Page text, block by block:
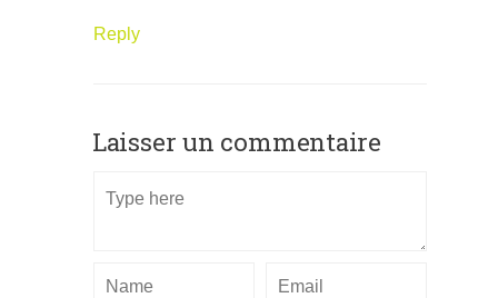
Reply
Laisser un commentaire